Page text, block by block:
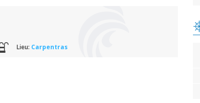
Lieu: Carpentras